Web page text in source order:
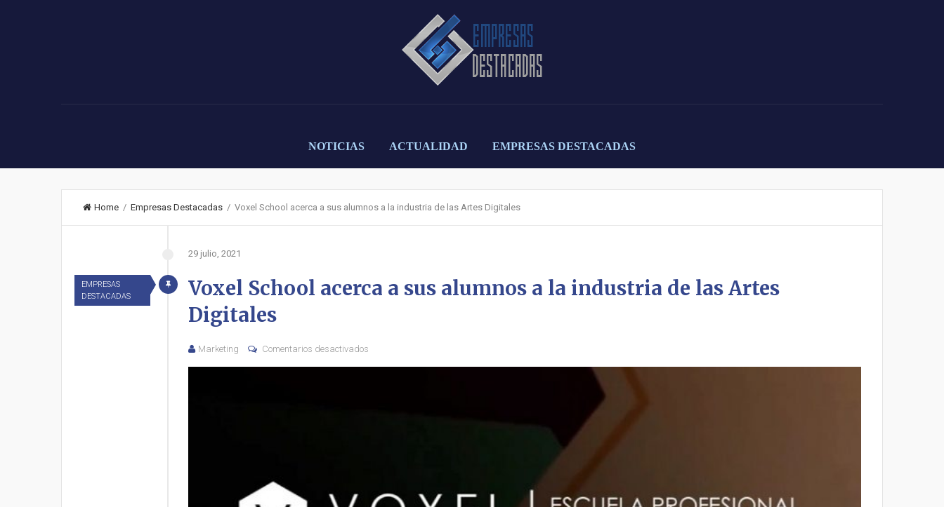
NOTICIAS ACTUALIDAD EMPRESAS DESTACADAS
Home / Empresas Destacadas / Voxel School acerca a sus alumnos a la industria de las Artes Digitales
EMPRESAS
DESTACADAS
29 julio, 2021
Voxel School acerca a sus alumnos a la industria de las Artes
Digitales
Marketing Comentarios desactivados